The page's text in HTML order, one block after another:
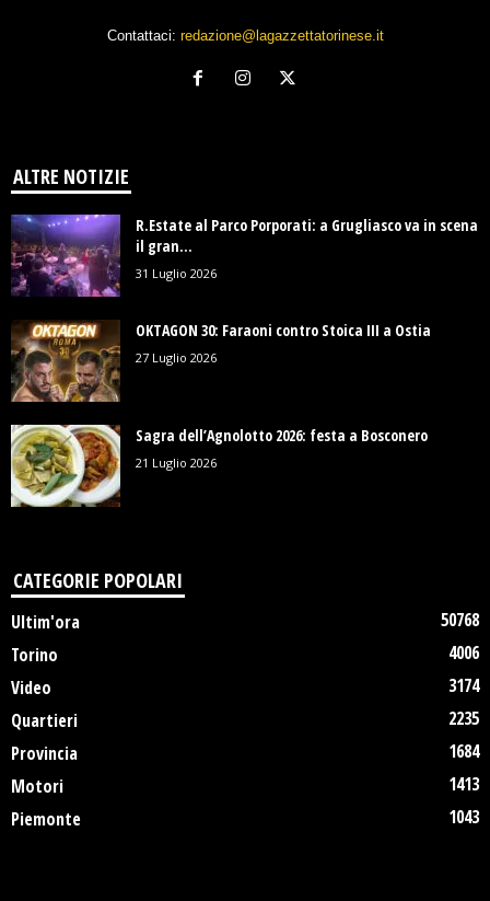
Contattaci: redazione@lagazzettatorinese.it
ALTRE NOTIZIE
R.Estate al Parco Porporati: a Grugliasco va in scena
il gran...
31 Luglio 2026
OKTAGON 30: Faraoni contro Stoica III a Ostia
27 Luglio 2026
Sagra dell’Agnolotto 2026: festa a Bosconero
21 Luglio 2026
CATEGORIE POPOLARI
Ultim'ora
50768
Torino
4006
Video
3174
Quartieri
2235
Provincia
1684
Motori
1413
Piemonte
1043